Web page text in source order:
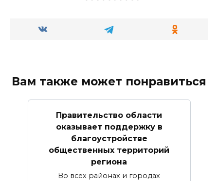
Вам также может понравиться
Правительство области
оказывает поддержку в
благоустройстве
общественных территорий
региона
Во всех районах и городах